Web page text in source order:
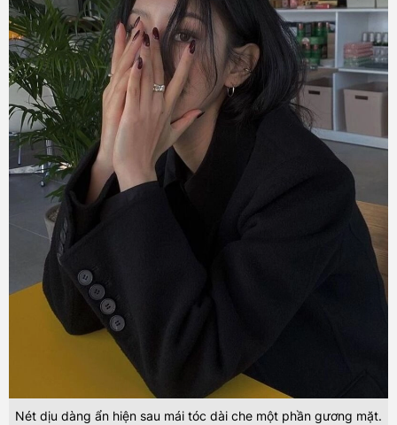
Nét dịu dàng ẩn hiện sau mái tóc dài che một phần gương mặt.